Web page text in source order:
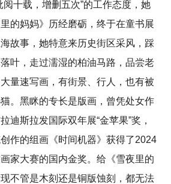
阅十载，增删五次”的工作态度，她
的妈妈》历经磨砺，终于在童书展
海故事，她特意来历史街区采风，踩
叶，走过濡湿的柏油马路，品尝老
量速写画，有街景、行人，也有被
。黑眯的专长是版画，曾凭处女作
迪斯拉发国际双年展“金苹果”奖，
作的组画《时间机器》获得了2024
家大赛的国内金奖。给《雪夜里的
不管是木刻还是铜版蚀刻，都无法